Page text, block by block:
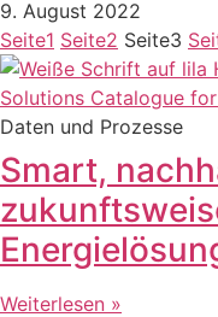
9. August 2022
Seite1 Seite2 Seite3
Daten und Prozesse
Smart,
Weiterlesen »